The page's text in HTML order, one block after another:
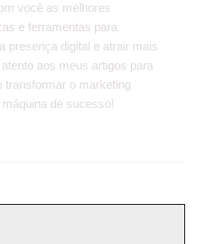
você as melhores
e ferramentas para
presença digital e atrair mais
aos meus artigos para
transformar o marketing
de sucesso!